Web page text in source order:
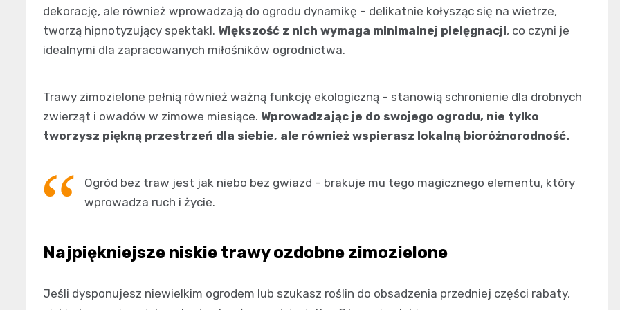
dekorację, ale również wprowadzają do ogrodu dynamikę – delikatnie kołysząc się na wietrze,
tworzą hipnotyzujący spektakl. Większość z nich wymaga minimalnej pielęgnacji, co czyni je
idealnymi dla zapracowanych miłośników ogrodnictwa.
Trawy zimozielone pełnią również ważną funkcję ekologiczną – stanowią schronienie dla drobnych
zwierząt i owadów w zimowe miesiące. Wprowadzając je do swojego ogrodu, nie tylko
tworzysz piękną przestrzeń dla siebie, ale również wspierasz lokalną bioróżnorodność.
Ogród bez traw jest jak niebo bez gwiazd – brakuje mu tego magicznego elementu, który
wprowadza ruch i życie.
Najpiękniejsze niskie trawy ozdobne zimozielone
Jeśli dysponujesz niewielkim ogrodem lub szukasz roślin do obsadzenia przedniej części rabaty,